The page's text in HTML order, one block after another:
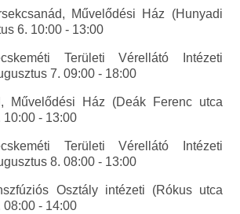
Művelődési Ház (Hunyadi
6. 10:00 - 13:00
Területi Vérellátó Intézeti
7. 09:00 - 18:00
Művelődési Ház (Deák Ferenc utca
10:00 - 13:00
Területi Vérellátó Intézeti
8. 08:00 - 13:00
Osztály intézeti (Rókus utca
08:00 - 14:00